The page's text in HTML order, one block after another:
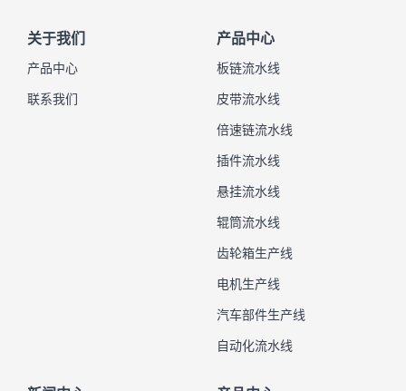
关于我们
产品中心
联系我们
产品中心
板链流水线
皮带流水线
倍速链流水线
插件流水线
悬挂流水线
辊筒流水线
齿轮箱生产线
电机生产线
汽车部件生产线
自动化流水线